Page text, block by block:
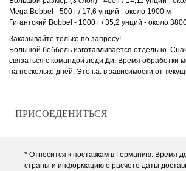
Mega Bobbel - 500 г / 17,6 унций - около 1900 м
Гигантский Bobbel - 1000 г / 35,2 унций - около
Заказывайте только по запросу!
Большой боббель изготавливается отдельно.
связаться с командой леди Ди. Время обработки
на несколько дней. Это i.a. в зависимости от
ПРИСОЕДЕНИТЬСЯ
* Относится к поставкам в Германию. Время
страны и информацию о расчете даты